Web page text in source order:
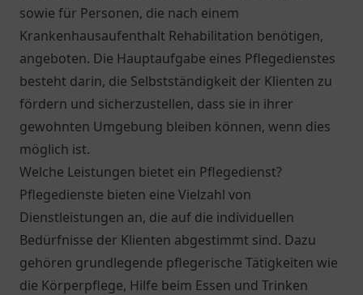
sowie für Personen, die nach einem
Krankenhausaufenthalt Rehabilitation benötigen,
angeboten. Die Hauptaufgabe eines Pflegedienstes
besteht darin, die Selbstständigkeit der Klienten zu
fördern und sicherzustellen, dass sie in ihrer
gewohnten Umgebung bleiben können, wenn dies
möglich ist.
Welche Leistungen bietet ein Pflegedienst?
Pflegedienste bieten eine Vielzahl von
Dienstleistungen an, die auf die individuellen
Bedürfnisse der Klienten abgestimmt sind. Dazu
gehören grundlegende pflegerische Tätigkeiten wie
die Körperpflege, Hilfe beim Essen und Trinken